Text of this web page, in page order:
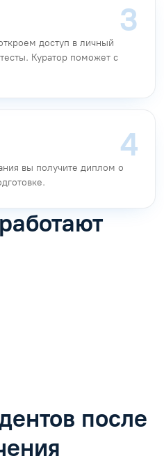
доступ в личный
Куратор поможет с
вы получите диплом о
после